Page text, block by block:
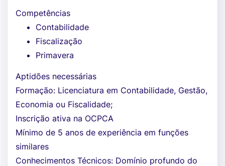
Competências
Contabilidade
Fiscalização
Primavera
Aptidões necessárias
Formação: Licenciatura em Contabilidade, Gestão,
Economia ou Fiscalidade;
Inscrição ativa na OCPCA
Mínimo de 5 anos de experiência em funções
similares
Conhecimentos Técnicos: Domínio profundo do